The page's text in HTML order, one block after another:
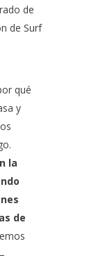
de
de Surf
qué
y
la
de